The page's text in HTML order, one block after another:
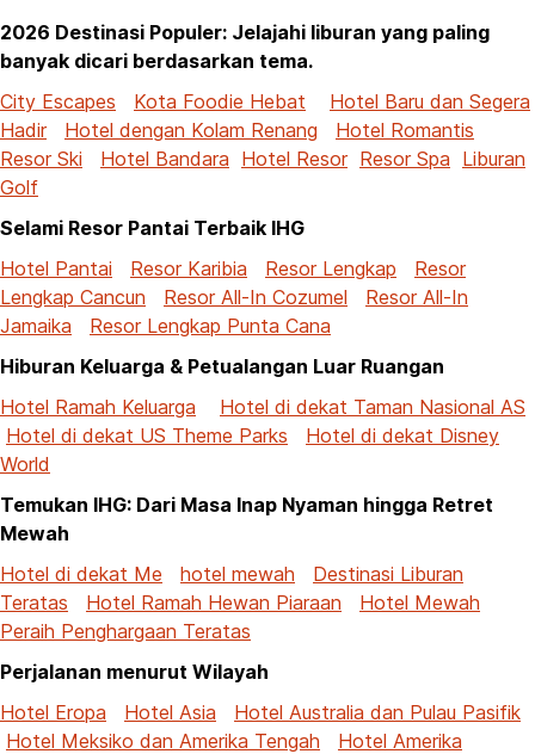
2026 Destinasi Populer: Jelajahi liburan yang paling
banyak dicari berdasarkan tema.
City Escapes
Kota Foodie Hebat
Hotel Baru dan Segera
Hadir
Hotel dengan Kolam Renang
Hotel Romantis
Resor Ski
Hotel Bandara Hotel Resor Resor Spa Liburan
Golf
Selami Resor Pantai Terbaik IHG
Hotel Pantai
Resor Karibia Resor Lengkap
Resor
Lengkap Cancun
Resor All-In Cozumel
Resor All-In
Jamaika
Resor Lengkap Punta Cana
Hiburan Keluarga & Petualangan Luar Ruangan
Hotel Ramah Keluarga
Hotel di dekat Taman Nasional AS
Hotel di dekat US Theme Parks
Hotel di dekat Disney
World
Temukan IHG: Dari Masa Inap Nyaman hingga Retret
Mewah
Hotel di dekat Me
hotel mewah
Destinasi Liburan
Teratas
Hotel Ramah Hewan Piaraan
Hotel Mewah
Peraih Penghargaan Teratas
Perjalanan menurut Wilayah
Hotel Eropa
Hotel Asia
Hotel Australia dan Pulau Pasifik
Hotel Meksiko dan Amerika Tengah
Hotel Amerika